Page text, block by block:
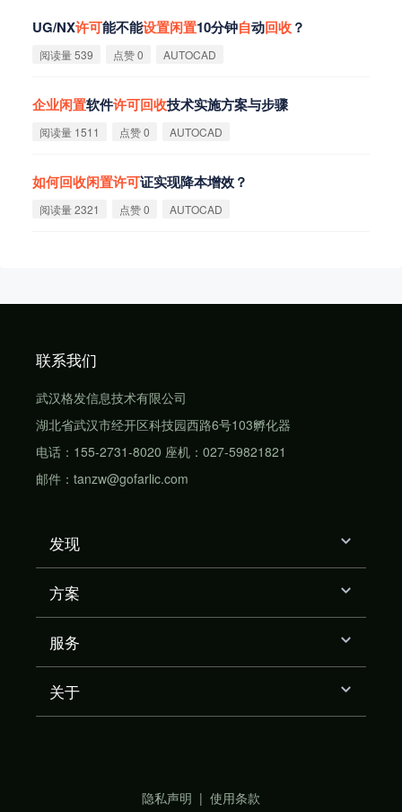
UG/NX许可能不能设置闲置10分钟自动回收？
阅读量 539 点赞 0 AUTOCAD
企业闲置软件许可回收技术实施方案与步骤
阅读量 1511 点赞 0 AUTOCAD
如何回收闲置许可证实现降本增效？
阅读量 2321 点赞 0 AUTOCAD
联系我们
武汉格发信息技术有限公司
湖北省武汉市经开区科技园西路6号103孵化器
电话：155-2731-8020 座机：027-59821821
邮件：tanzw@gofarlic.com
发现
方案
服务
关于
隐私声明 | 使用条款